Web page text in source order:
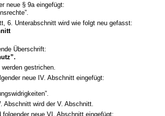
neue § 9a eingefügt:
6. Unterabschnitt wird wie folgt neu gefasst:
Überschrift:
gestrichen.
neue IV. Abschnitt eingefügt:
Abschnitt wird der V. Abschnitt.
folgender neue VI. Abschnitt eingefügt: